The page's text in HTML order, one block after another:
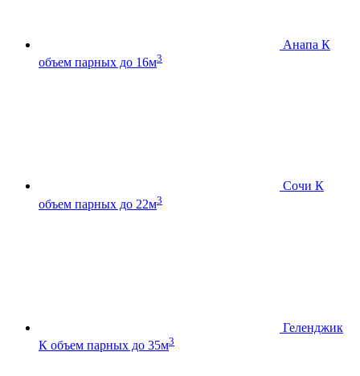
Анапа К
объем парных до 16м3
Сочи К
объем парных до 22м3
Геленджик
К объем парных до 35м3